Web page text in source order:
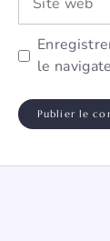
web
le